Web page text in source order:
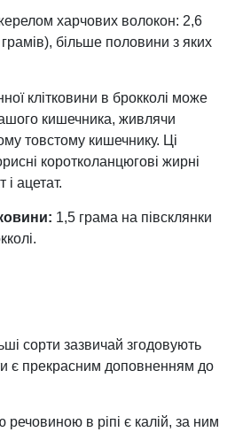
харчових волокон: 2,6
більше половини з яких
клітковини в брокколі може
кишечника, живлячи
товстому кишечнику. Ці
коротколанцюгові жирні
і ацетат.
1,5 грама на півсклянки
сорти зазвичай згодовують
є прекрасним доповненням до
в ріпі є калій, за ним